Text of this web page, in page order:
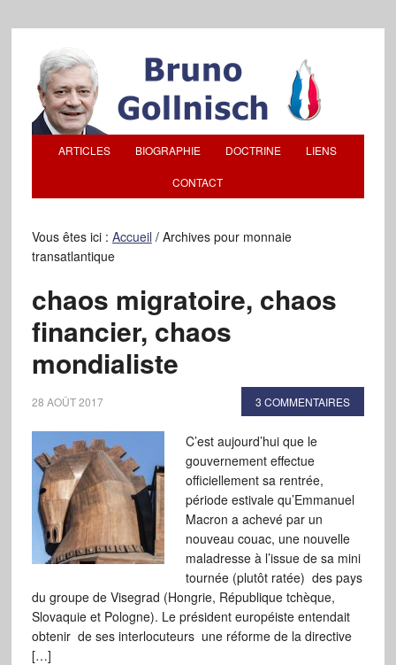
ARTICLES BIOGRAPHIE DOCTRINE LIENS
CONTACT
Vous êtes ici : Accueil /Archives pour monnaie
transatlantique
chaos migratoire, chaos
financier, chaos
mondialiste
28 AOÛT 2017 3 COMMENTAIRES
C’est aujourd’hui que le
gouvernement effectue
officiellement sa rentrée,
période estivale qu’Emmanuel
Macron a achevé par un
nouveau couac, une nouvelle
maladresse à l’issue de sa mini
tournée (plutôt ratée) des pays
du groupe de Visegrad (Hongrie, République tchèque,
Slovaquie et Pologne). Le président européiste entendait
obtenir de ses interlocuteurs une réforme de la directive
[…]